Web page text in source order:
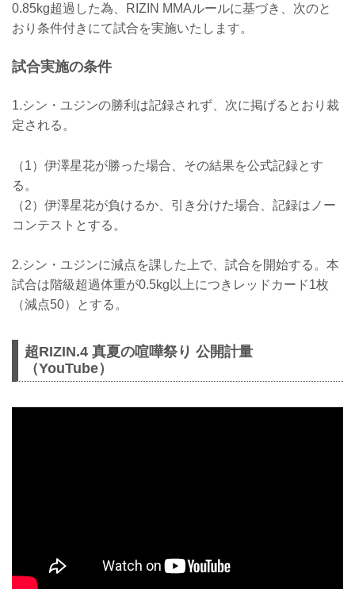
0.85kg超過した為、RIZIN MMAルールに基づき、次のと
おり条件付きにて試合を実施いたします。
試合実施の条件
1.シン・ユジンの勝利は記録されず、次に掲げるとおり裁
定される。
（1）伊澤星花が勝った場合、その結果を公式記録とす
る。
（2）伊澤星花が負けるか、引き分けた場合、記録はノー
コンテストとする。
2.シン・ユジンに減点を課した上で、試合を開始する。本
試合は階級超過体重が0.5kg以上につきレッドカード1枚
（減点50）とする。
超RIZIN.4 真夏の喧嘩祭り 公開計量
（YouTube）